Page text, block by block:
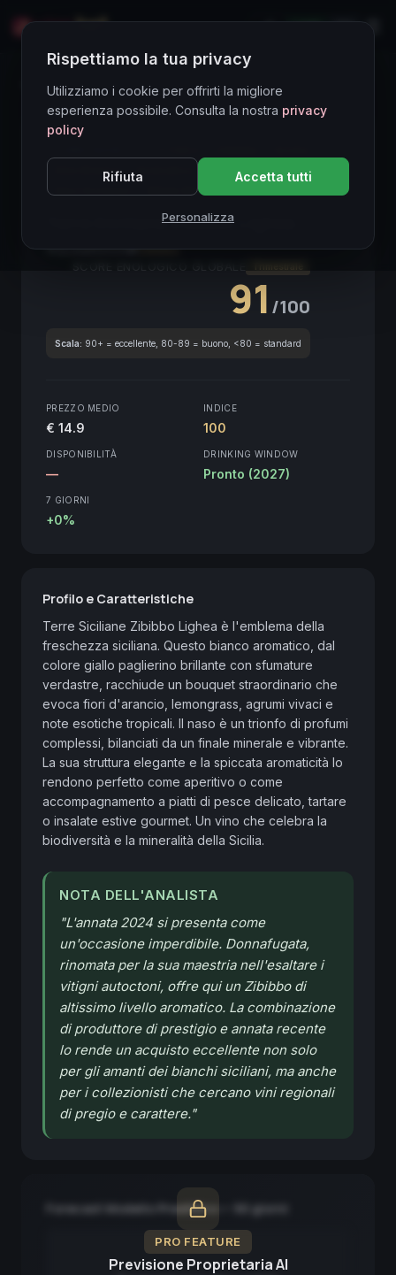
LIVE
Directory Vini
Vino Bianco
Donnafugata
White Wine
Terre Siciliane Zibibbo Lighea
2024
Zibibbo
91 /100
Scala: 90+ = eccellente, 80-89 = buono, <80 = standard
PREZZO MEDIO
€ 14.9
INDICE
100
DISPONIBILITÀ
—
DRINKING WINDOW
Pronto (2027)
7 GIORNI
+0%
Profilo e Caratteristiche
Terre Siciliane Zibibbo Lighea è l'emblema della
freschezza siciliana. Questo bianco aromatico, dal
colore giallo paglierino brillante con sfumature
verdastre, racchiude un bouquet straordinario che
evoca fiori d'arancio, lemongrass, agrumi vivaci e
note esotiche tropicali. Il naso è un trionfo di profumi
complessi, bilanciati da un finale minerale e vibrante.
La sua struttura elegante e la spiccata aromaticità lo
rendono perfetto come aperitivo o come
accompagnamento a piatti di pesce delicato, tartare
o insalate estive gourmet. Un vino che celebra la
biodiversità e la mineralità della Sicilia.
NOTA DELL'ANALISTA
"L'annata 2024 si presenta come
un'occasione imperdibile. Donnafugata,
rinomata per la sua maestria nell'esaltare i
vitigni autoctoni, offre qui un Zibibbo di
altissimo livello aromatico. La combinazione
di produttore di prestigio e annata recente
lo rende un acquisto eccellente non solo
per gli amanti dei bianchi siciliani, ma anche
per i collezionisti che cercano vini regionali
di pregio e carattere."
PRO FEATURE
Previsione Proprietaria AI
Forecast Modello Predittivo — 90 giorni
Rispettiamo la tua privacy
Utilizziamo i cookie per offrirti la migliore
esperienza possibile. Consulta la nostra privacy
policy
Rifiuta Accetta tutti
Personalizza